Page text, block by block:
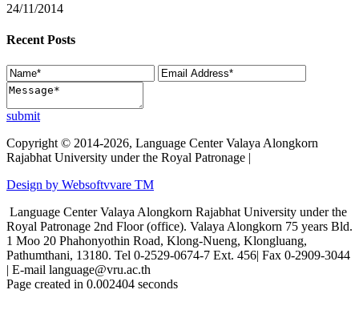
24/11/2014
Recent Posts
submit
Copyright © 2014-2026, Language Center Valaya Alongkorn
Rajabhat University under the Royal Patronage |
Design by Websoftvvare TM
Language Center Valaya Alongkorn Rajabhat University under the
Royal Patronage 2nd Floor (office). Valaya Alongkorn 75 years Bld.
1 Moo 20 Phahonyothin Road, Klong-Nueng, Klongluang,
Pathumthani, 13180. Tel 0-2529-0674-7 Ext. 456| Fax 0-2909-3044
| E-mail language@vru.ac.th
Page created in 0.002404 seconds